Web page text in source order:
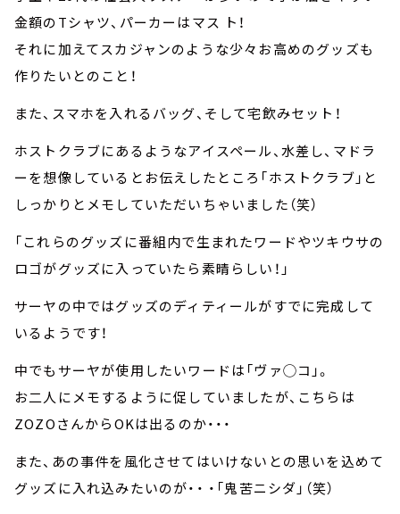
金額のTシャツ、パーカーはマス ト！
それに加えてスカジャンのような少々お高めのグッズも
作りたいとのこと！
また、スマホを入れるバッグ、そして宅飲みセット！
ホストクラブにあるようなアイスペール、水差し、マドラ
ーを想像しているとお伝えしたところ「ホストクラブ」と
しっかりとメモしていただいちゃいました（笑）
「これらのグッズに番組内で生まれたワードやツキウサの
ロゴがグッズに入っていたら素晴らしい！」
サーヤの中ではグッズのディティールがすでに完成して
いるようです！
中でもサーヤが使用したいワードは「ヴァ◯コ」。
お二人にメモするように促していましたが、こちらは
ZOZOさんからOKは出るのか・・・
また、あの事件を風化させてはいけないとの思いを込めて
グッズに入れ込みたいのが・・ ・「鬼苦ニシダ」（笑）